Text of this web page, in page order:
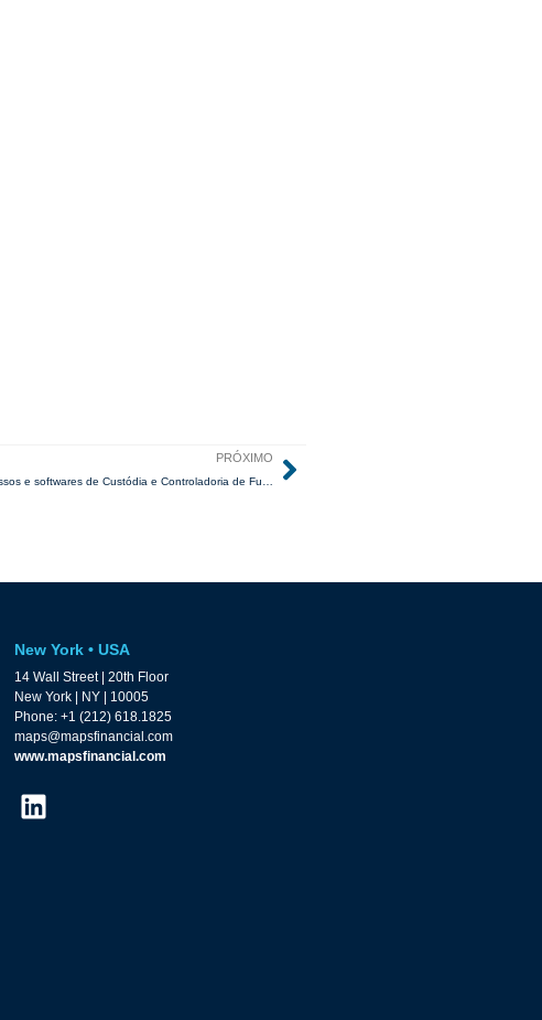
PRÓXIMO
New York • USA
14 Wall Street | 20th Floor
New York | NY | 10005
Phone: +1 (212) 618.1825
maps@mapsfinancial.com
www.mapsfinancial.com